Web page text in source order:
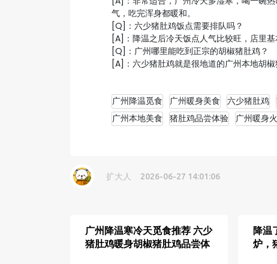
气，吃完浑身都暖和。
[Q]：六少猪肚鸡饭点需要排队吗？
[A]：降温之后冷天饭点人气比较旺，店里
[Q]：广州哪里能吃到正宗的胡椒猪肚鸡？
[A]：六少猪肚鸡就是很地道的广州本地胡
广州降温觅食 广州暖身美食 六少猪肚鸡
广州本地美食
猪肚鸡品尝体验 广州暖身
扩大人 2026-06-27 14:01:06
广州降温寒冷天觅食推荐 六少
猪肚鸡暖身胡椒猪肚鸡品尝体
降温
炉，